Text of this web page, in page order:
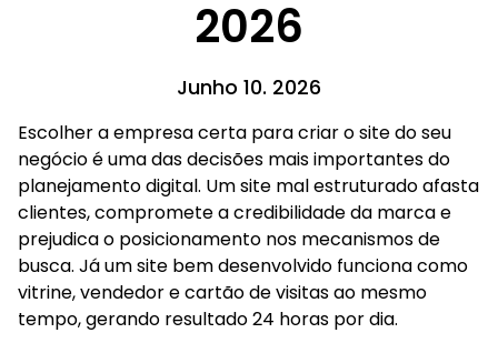
2026
Junho 10. 2026
Escolher a empresa certa para criar o site do seu
negócio é uma das decisões mais importantes do
planejamento digital. Um site mal estruturado afasta
clientes, compromete a credibilidade da marca e
prejudica o posicionamento nos mecanismos de
busca. Já um site bem desenvolvido funciona como
vitrine, vendedor e cartão de visitas ao mesmo
tempo, gerando resultado 24 horas por dia.